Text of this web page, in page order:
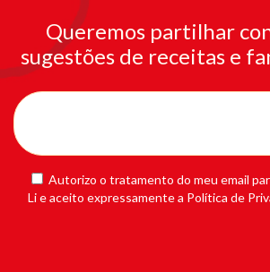
Queremos partilhar
sugestões de receitas e
Autorizo o tratamento do meu email
Li e aceito expressamente a Política de